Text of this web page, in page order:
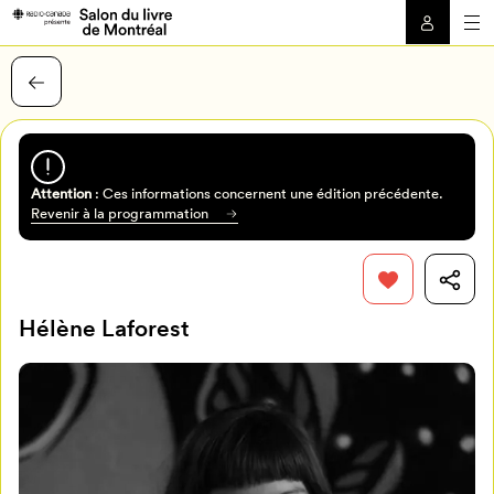
Attention: Ces informations concernent une édition précédente.
Revenir à la programmation
Hélène Laforest